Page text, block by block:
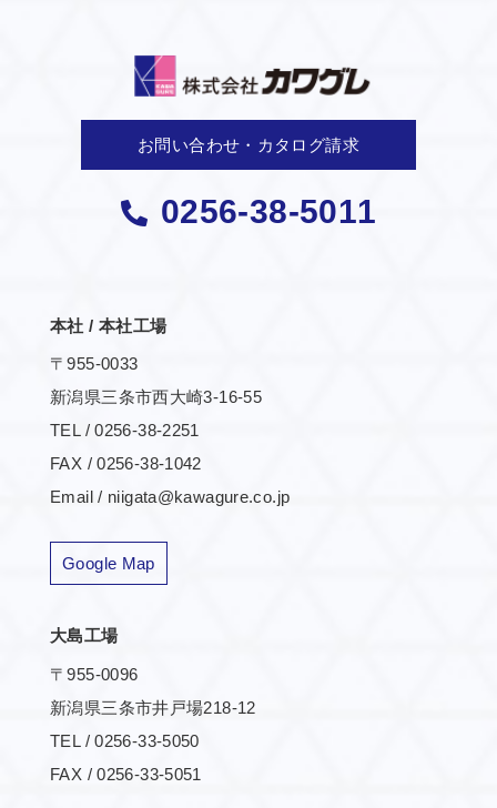
お問い合わせ・カタログ請求
0256-38-5011
本社 / 本社工場
〒955-0033
新潟県三条市西大崎3-16-55
TEL / 0256-38-2251
FAX / 0256-38-1042
Email / niigata@kawagure.co.jp
Google Map
大島工場
〒955-0096
新潟県三条市井戸場218-12
TEL / 0256-33-5050
FAX / 0256-33-5051